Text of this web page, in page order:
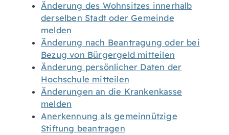
Änderung des Wohnsitzes innerhalb
derselben Stadt oder Gemeinde
melden
Änderung nach Beantragung oder bei
Bezug von Bürgergeld mitteilen
Änderung persönlicher Daten der
Hochschule mitteilen
Änderungen an die Krankenkasse
melden
Anerkennung als gemeinnützige
Stiftung beantragen